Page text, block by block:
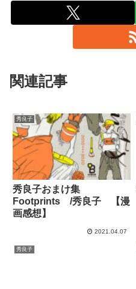
関連記事
秀良子
秀良子おまけ集
Footprints /秀良子 【漫
画感想】
2021.04.07
秀良子